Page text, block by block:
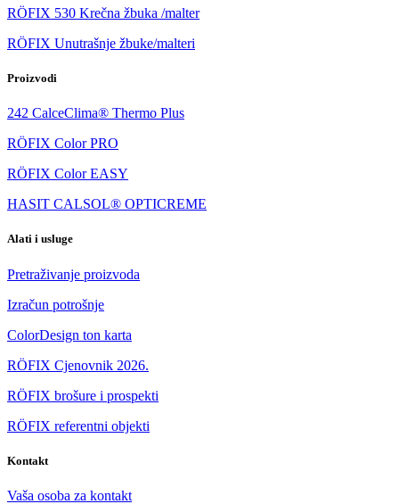
RÖFIX 530 Krečna žbuka /malter
RÖFIX Unutrašnje žbuke/malteri
Proizvodi
242 CalceClima® Thermo Plus
RÖFIX Color PRO
RÖFIX Color EASY
HASIT CALSOL® OPTICREME
Alati i usluge
Pretraživanje proizvoda
Izračun potrošnje
ColorDesign ton karta
RÖFIX Cjenovnik 2026.
RÖFIX brošure i prospekti
RÖFIX referentni objekti
Kontakt
Vaša osoba za kontakt